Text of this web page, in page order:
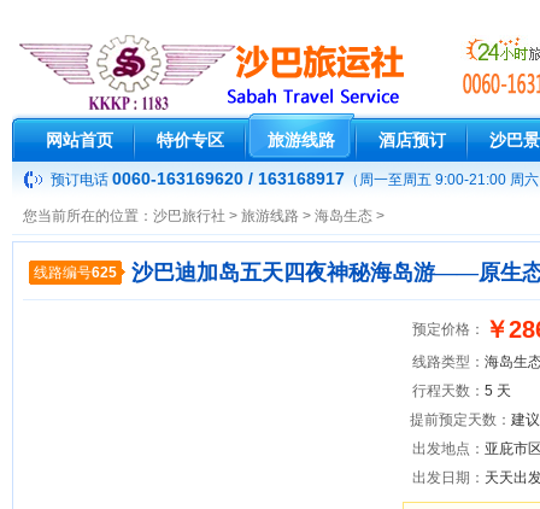
网站首页 特价专区 旅游线路 酒店预订 沙巴
预订电话 0060-163169620 / 163168917 （周一至周五 9:00-21:00 周
您当前所在的位置： 沙巴旅行社 > 旅游线路 > 海岛生态 >
线路编号625 沙巴迪加岛五天四夜神秘海岛游——原生
预定价格： ￥
线路类型： 海岛生
行程天数： 5 天
提前预定天数： 建
出发地点： 亚庇市
出发日期： 天天出